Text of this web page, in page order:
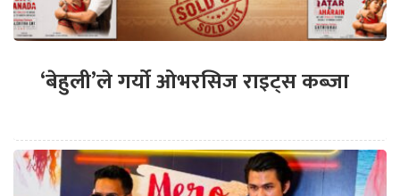
‘बेहुली’ले गर्यो ओभरसिज राइट्स कब्जा